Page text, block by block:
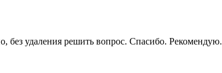
удаления решить вопрос. Спасибо. Рекомендую.